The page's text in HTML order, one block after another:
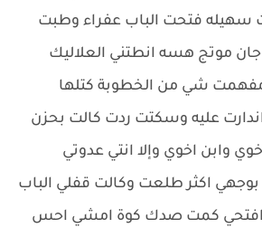
سهيله فتحت الباب عفراء وطبت
موتج هسه انطتني العلاليك
مفهمت شي من الخطوبة كتلها
عليه وسكتت ردت كالت بحزن
وابن اخوي وإلا انتي عدوتي
اكثر طلعت وكالت قفلي الباب
افتحي كمت صدك كوة امشي احس